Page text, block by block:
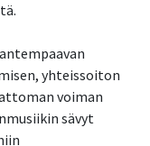
yhteissoiton
voiman
sävyt